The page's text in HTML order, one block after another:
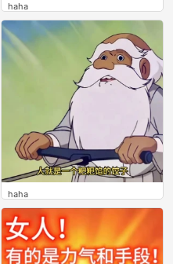
haha
0
haha
0